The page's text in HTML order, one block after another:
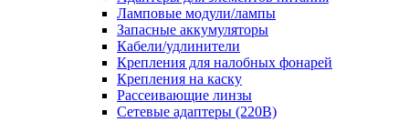
Ламповые модули/лампы
Запасные аккумуляторы
Кабели/удлинители
Крепления для налобных фонарей
Крепления на каску
Рассеивающие линзы
Сетевые адаптеры (220В)